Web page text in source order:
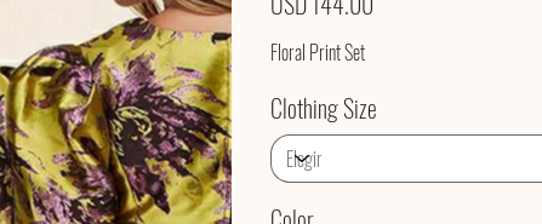
Floral Print Set
Clothing Size